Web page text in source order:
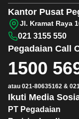
PT Pegadaian
Ikuti Media
Pegadaian Call
1500
atau 021-80635162 &
Kantor Pusat
Jl. Kramat Raya
021 3155 550